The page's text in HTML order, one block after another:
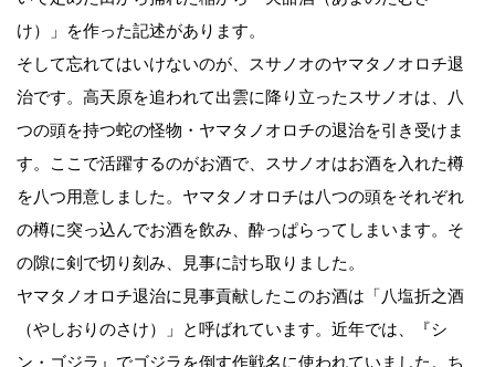
け）」を作った記述があります。
そして忘れてはいけないのが、スサノオのヤマタノオロチ退
治です。高天原を追われて出雲に降り立ったスサノオは、八
つの頭を持つ蛇の怪物・ヤマタノオロチの退治を引き受けま
す。ここで活躍するのがお酒で、スサノオはお酒を入れた樽
を八つ用意しました。ヤマタノオロチは八つの頭をそれぞれ
の樽に突っ込んでお酒を飲み、酔っぱらってしまいます。そ
の隙に剣で切り刻み、見事に討ち取りました。
ヤマタノオロチ退治に見事貢献したこのお酒は「八塩折之酒
（やしおりのさけ）」と呼ばれています。近年では、『シ
ン・ゴジラ』でゴジラを倒す作戦名に使われていました。ち